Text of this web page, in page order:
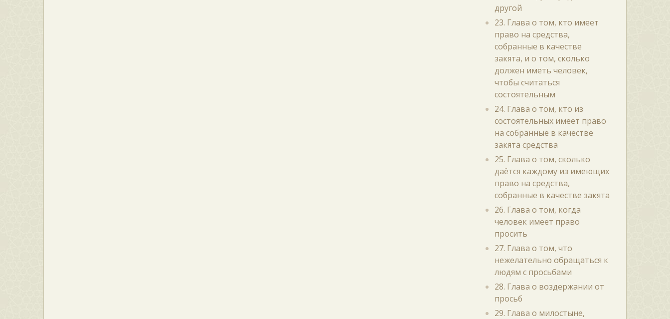
другой
23. Глава о том, кто имеет
право на средства,
собранные в качестве
закята, и о том, сколько
должен иметь человек,
чтобы считаться
состоятельным
24. Глава о том, кто из
состоятельных имеет право
на собранные в качестве
закята средства
25. Глава о том, сколько
даётся каждому из имеющих
право на средства,
собранные в качестве закята
26. Глава о том, когда
человек имеет право
просить
27. Глава о том, что
нежелательно обращаться к
людям с просьбами
28. Глава о воздержании от
просьб
29. Глава о милостыне,